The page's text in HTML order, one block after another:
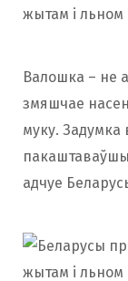
Валошка – не
змяшчае
муку. Задумка
пакаштаваўшы
адчуе